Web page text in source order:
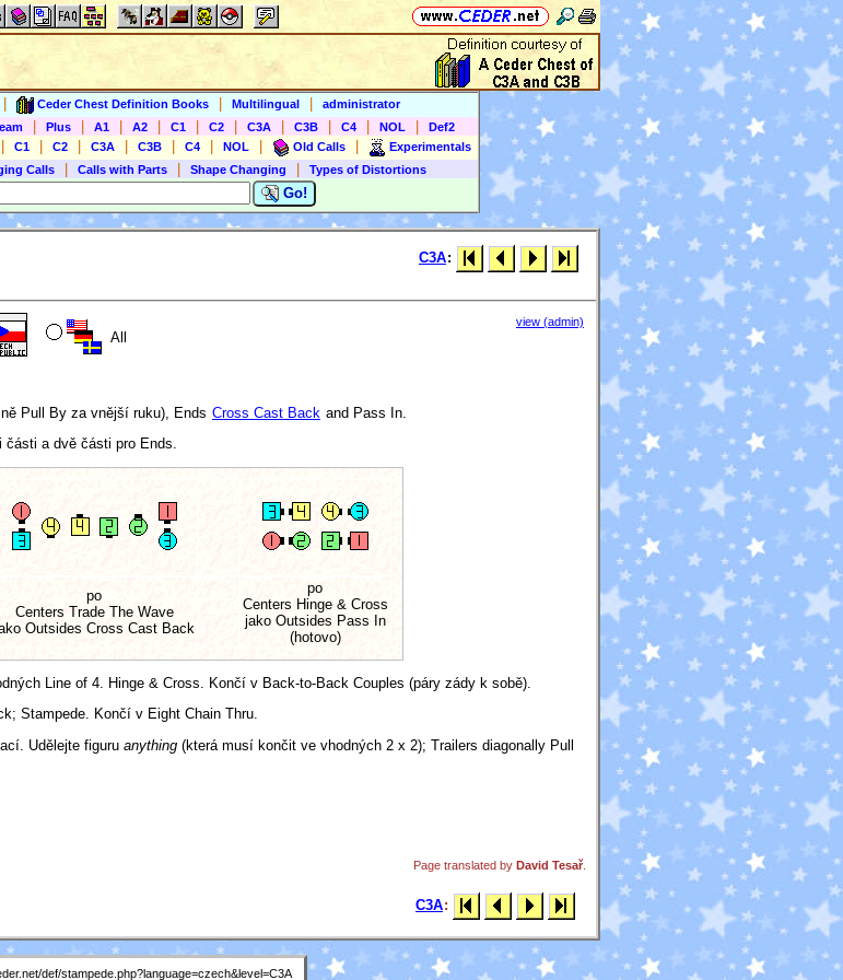
Ceder Chest Definition Books Multilingual
administrator
Plus A1 A2 C1 C2 C3A C3B C4 NOL
Def2
C1 C2 C3A C3B C4 NOL Old Calls
Experimentals
Calls Calls with Parts Shape Changing
Types of Distortions
Go!
C3A:
All
view (admin)
Pull By za vnější ruku), Ends Cross Cast Back and Pass In.
části a dvě části pro Ends.
po
Centers Trade The Wave
Outsides Cross Cast Back
po
Centers Hinge & Cross
jako Outsides Pass In
(hotovo)
Line of 4. Hinge & Cross. Končí v Back-to-Back Couples (páry zády k sobě).
Stampede. Končí v Eight Chain Thru.
Udělejte figuru anything (která musí končit ve vhodných 2 x 2); Trailers diagonally Pull
Page translated by David Tesař
C3A:
def/stampede.php?language=czech&level=C3A